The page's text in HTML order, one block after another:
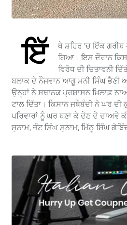
ਇੱ
ਥੇ ਸ਼ਹਿਰ ’ਚ ਇੱਕ
ਗਿਆ। ਇਸ ਦੌਰਾਨ
ਵਿਰੋਧ ਦੀ ਚਿਤਾਵਨੀ
ਬਲਾਕ ਦੇ ਨੌਜਵਾਨ ਆਗੂ ਮਨੀ ਸਿੰਘ ਭੈਣੀ
ਉਨ੍ਹਾਂ ਨੇ ਸਥਾਨਕ ਪ੍ਰਸ਼ਾਸਨ ਖ਼ਿਲਾਫ਼
ਟਾਲ ਦਿੱਤਾ। ਕਿਸਾਨ ਜਥੇਬੰਦੀ ਨੇ ਘਰ
ਪਰਿਵਾਰਾਂ ਨੂੰ ਘਰ ਬਣਾ ਕੇ ਦੇਣ ਦੇ ਦਾਅਵੇ
ਸੁਨਾਮ, ਜੰਟ ਸਿੰਘ ਸੁਨਾਮ, ਮਿੱਠੂ ਸਿੰਘ